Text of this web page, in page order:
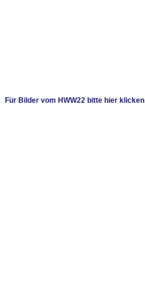
Für Bilder vom HWW22 bitte hier klicken